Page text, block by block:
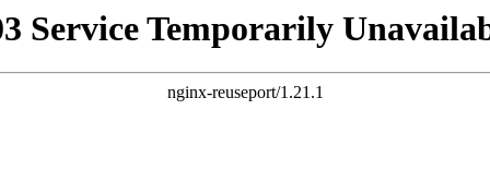
Service Temporarily
nginx-reuseport/1.21.1